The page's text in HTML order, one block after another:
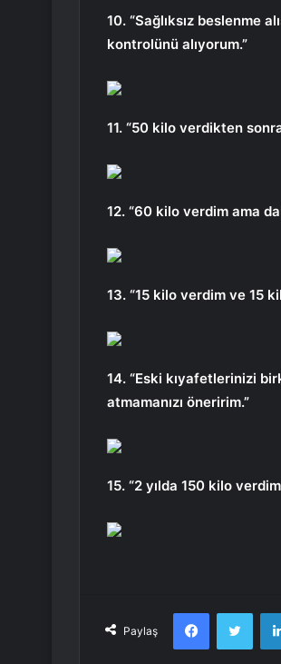
10. “Sağlıksız beslenme
kontrolünü alıyorum.”
11. “50 kilo verdikten
12. “60 kilo verdim ama
13. “15 kilo verdim ve 15
14. “Eski kıyafetlerinizi
atmamanızı öneririm.”
15. “2 yılda 150 kilo
Paylaş
Facebook